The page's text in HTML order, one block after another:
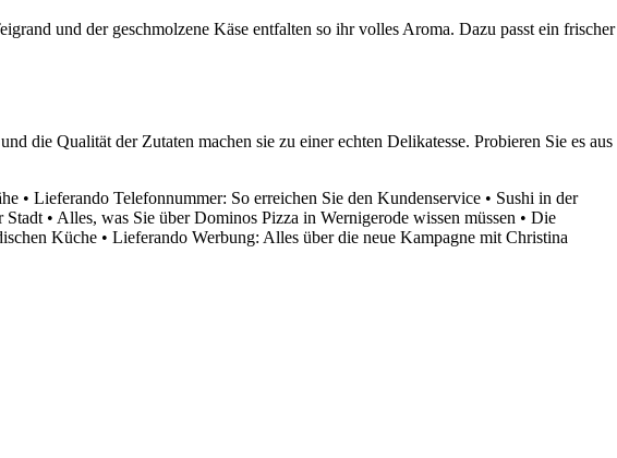
und der geschmolzene Käse entfalten so ihr volles Aroma. Dazu passt ein frischer
die Qualität der Zutaten machen sie zu einer echten Delikatesse. Probieren Sie es aus
• Lieferando Telefonnummer: So erreichen Sie den Kundenservice • Sushi in der
Stadt • Alles, was Sie über Dominos Pizza in Wernigerode wissen müssen • Die
Küche • Lieferando Werbung: Alles über die neue Kampagne mit Christina